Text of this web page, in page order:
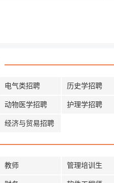
电气类招聘 历史学招聘
动物医学招聘 护理学招聘
经济与贸易招聘
教师 管理培训生